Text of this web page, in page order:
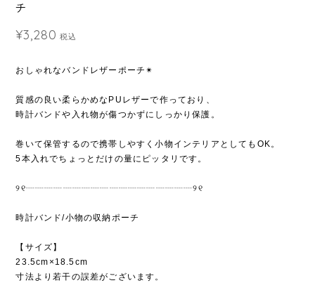
チ
¥3,280 税込
おしゃれなバンドレザーポーチ✴︎
質感の良い柔らかめなPUレザーで作っており、
時計バンドや入れ物が傷つかずにしっかり保護。
巻いて保管するので携帯しやすく小物インテリアとしてもOK。
5本入れでちょっとだけの量にピッタリです。
୨୧┈┈┈┈┈┈┈┈┈┈┈┈┈┈┈┈┈┈୨୧
時計バンド/小物の収納ポーチ
【サイズ】
23.5cm×18.5cm
寸法より若干の誤差がございます。